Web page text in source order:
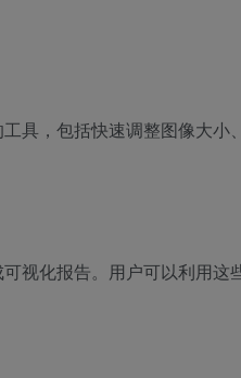
具，包括快速调整图像大小
视化报告。用户可以利用这